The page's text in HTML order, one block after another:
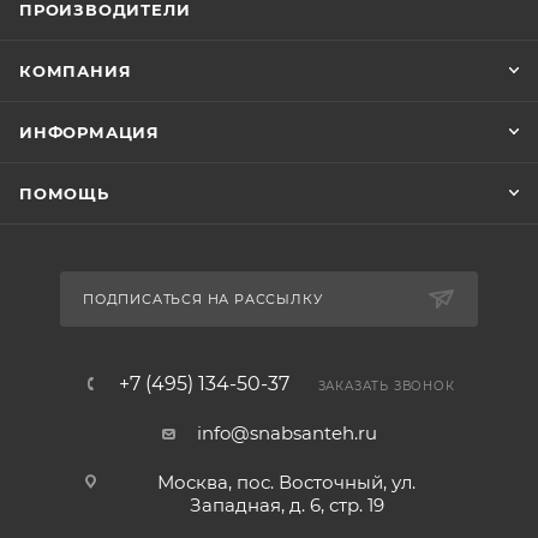
ПРОИЗВОДИТЕЛИ
КОМПАНИЯ
ИНФОРМАЦИЯ
ПОМОЩЬ
ПОДПИСАТЬСЯ НА РАССЫЛКУ
+7 (495) 134-50-37 ЗАКАЗАТЬ ЗВОНОК
info@snabsanteh.ru
Москва, пос. Восточный, ул.
Западная, д. 6, стр. 19